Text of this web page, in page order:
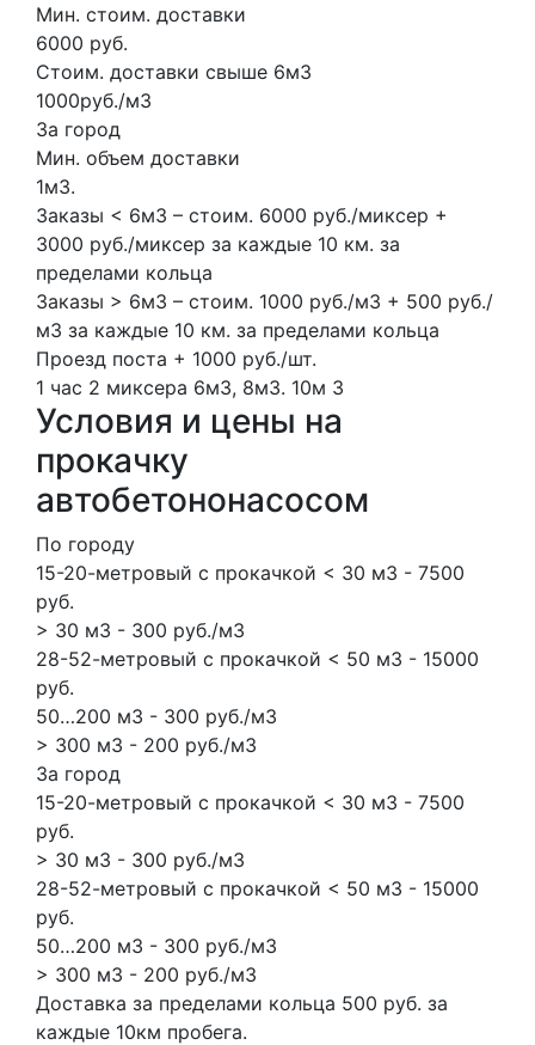
Мин. стоим. доставки
6000 руб.
Стоим. доставки свыше 6м3
1000руб./м3
За город
Мин. объем доставки
1м3.
Заказы < 6м3 – стоим. 6000 руб./миксер +
3000 руб./миксер за каждые 10 км. за
пределами кольца
Заказы > 6м3 – стоим. 1000 руб./м3 + 500 руб./
м3 за каждые 10 км. за пределами кольца
Проезд поста + 1000 руб./шт.
1 час 2 миксера 6м3, 8м3. 10м 3
Условия и цены на
прокачку
автобетононасосом
По городу
15-20-метровый с прокачкой < 30 м3 - 7500
руб.
> 30 м3 - 300 руб./м3
28-52-метровый с прокачкой < 50 м3 - 15000
руб.
50…200 м3 - 300 руб./м3
> 300 м3 - 200 руб./м3
За город
15-20-метровый с прокачкой < 30 м3 - 7500
руб.
> 30 м3 - 300 руб./м3
28-52-метровый с прокачкой < 50 м3 - 15000
руб.
50…200 м3 - 300 руб./м3
> 300 м3 - 200 руб./м3
Доставка за пределами кольца 500 руб. за
каждые 10км пробега.